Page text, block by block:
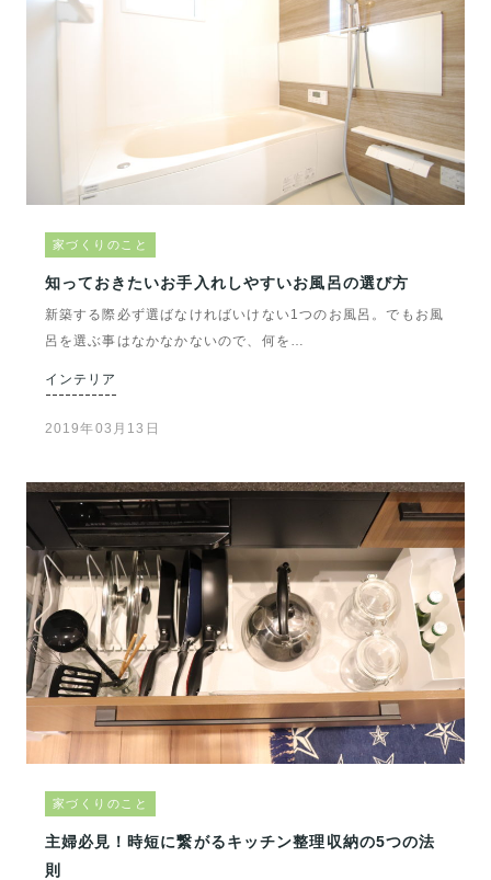
家づくりのこと
知っておきたいお手入れしやすいお風呂の選び方
新築する際必ず選ばなければいけない1つのお風呂。でもお風
呂を選ぶ事はなかなかないので、何を…
インテリア
2019年03月13日
家づくりのこと
主婦必見！時短に繋がるキッチン整理収納の5つの法
則